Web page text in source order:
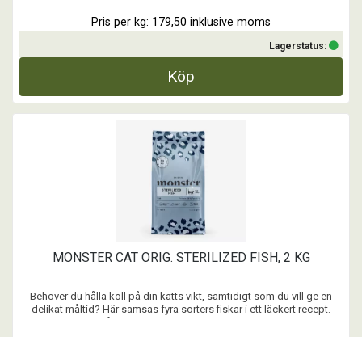
Pris per kg: 179,50 inklusive moms
Lagerstatus:
Köp
MONSTER CAT ORIG. STERILIZED FISH, 2 KG
Behöver du hålla koll på din katts vikt, samtidigt som du vill ge en
delikat måltid? Här samsas fyra sorters fiskar i ett läckert recept.